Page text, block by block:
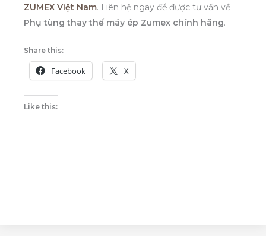
ZUMEX Việt Nam. Liên hệ ngay để được tư vấn về
Phụ tùng thay thế máy ép Zumex chính hãng.
Share this:
Facebook X
Like this: